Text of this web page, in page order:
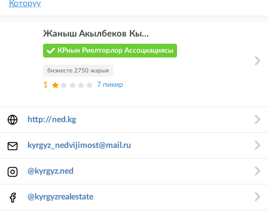
Которуу
Жаныш Акылбеков Кы...
КРнын Риелторлор Ассоциациясы
бизнесте 2750 жарыя
1 7 пикир
http://ned.kg
kyrgyz_nedvijimost@mail.ru
@kyrgyz.ned
@kyrgyzrealestate